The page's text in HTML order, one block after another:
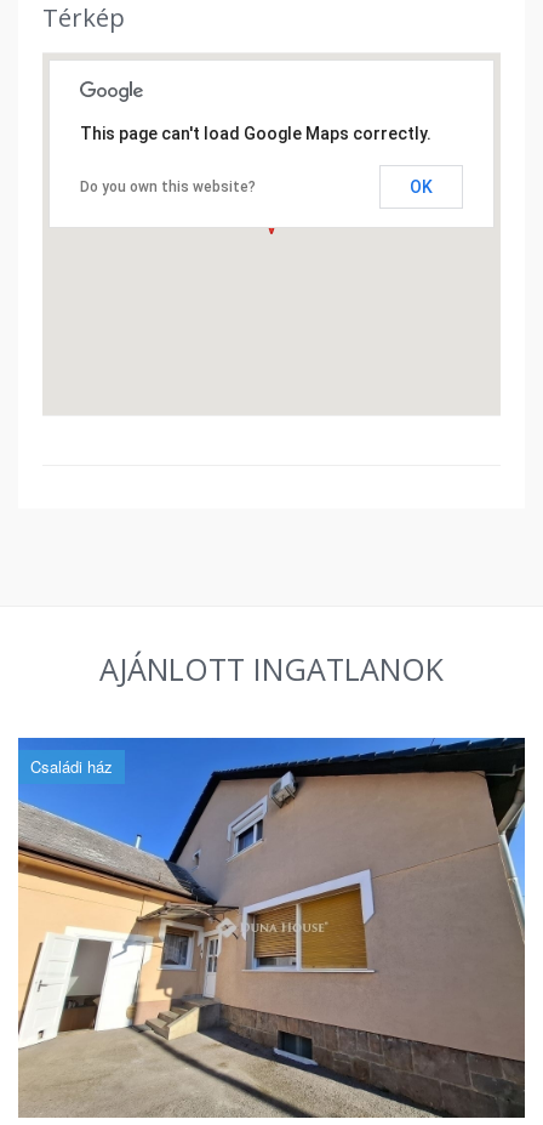
Térkép
This page can't load Google Maps correctly.
Do you own this website? OK
AJÁNLOTT INGATLANOK
Családi ház